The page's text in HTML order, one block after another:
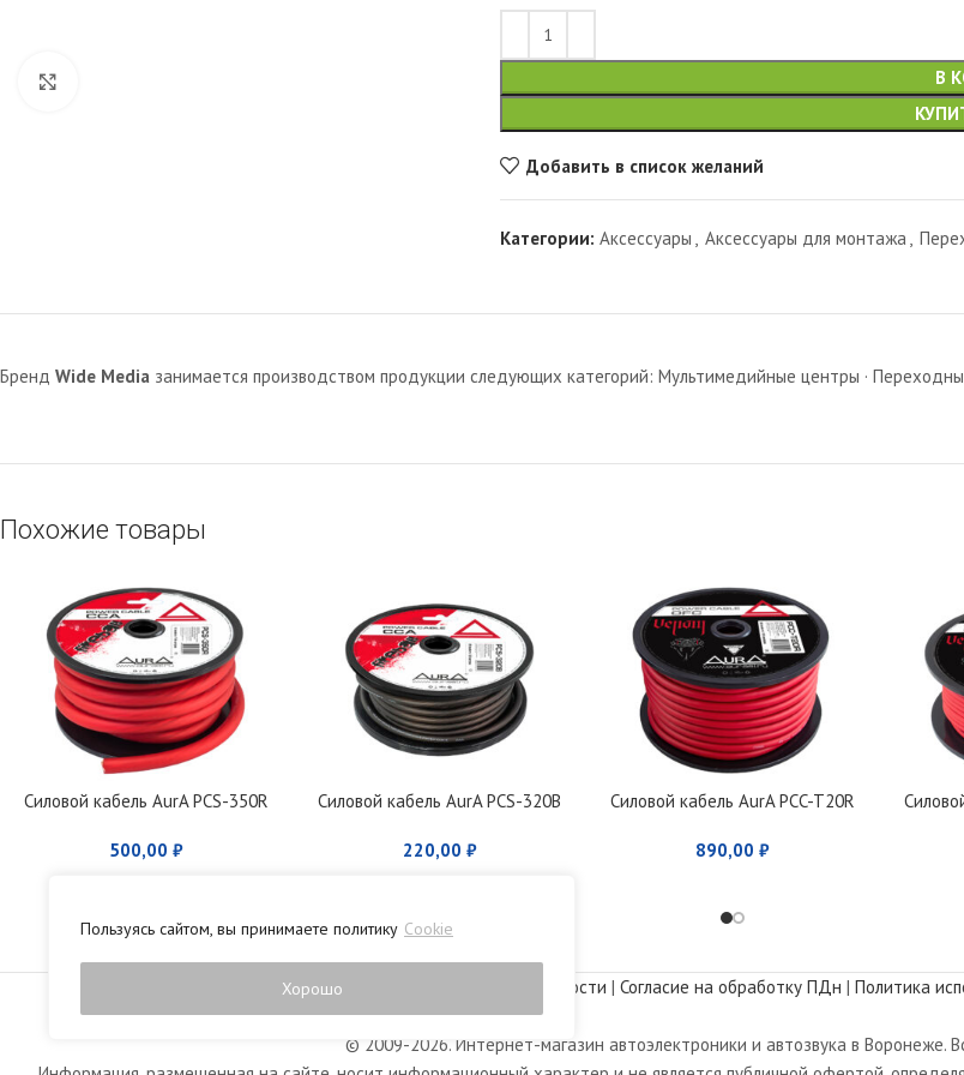
Пользуясь сайтом, вы принимаете политику Cookie
Хорошо
В
Добавить в список желаний
Категории: Аксессуары , Аксессуары для монтажа ,
Бренд Wide Media занимается производством продукции следующих категорий: Мультимедийные центры ·
Похожие товары
Силовой кабель AurA PCS-350R
500,00₽
Силовой кабель AurA PCS-320B
220,00 ₽
Силовой кабель AurA PCC-T20R
890,00 ₽
Политика конфиденциальности | Согласие на обработку ПДн | Политика
© 2009-2026. Интернет-магазин автоэлектроники и автозвука в Воронеже.